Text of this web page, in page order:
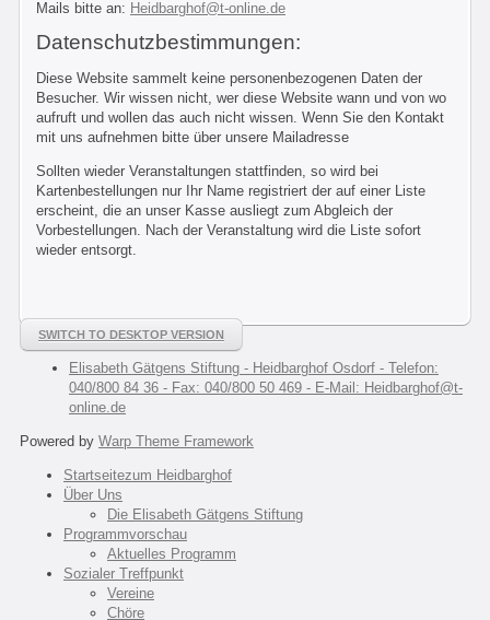
Mails bitte an: Heidbarghof@t-online.de
Datenschutzbestimmungen:
Diese Website sammelt keine personenbezogenen Daten der
Besucher. Wir wissen nicht, wer diese Website wann und von wo
aufruft und wollen das auch nicht wissen. Wenn Sie den Kontakt
mit uns aufnehmen bitte über unsere Mailadresse
Sollten wieder Veranstaltungen stattfinden, so wird bei
Kartenbestellungen nur Ihr Name registriert der auf einer Liste
erscheint, die an unser Kasse ausliegt zum Abgleich der
Vorbestellungen. Nach der Veranstaltung wird die Liste sofort
wieder entsorgt.
SWITCH TO DESKTOP VERSION
Elisabeth Gätgens Stiftung - Heidbarghof Osdorf - Telefon:
040/800 84 36 - Fax: 040/800 50 469 - E-Mail: Heidbarghof@t-
online.de
Powered by Warp Theme Framework
Startseitezum Heidbarghof
Über Uns
Die Elisabeth Gätgens Stiftung
Programmvorschau
Aktuelles Programm
Sozialer Treffpunkt
Vereine
Chöre